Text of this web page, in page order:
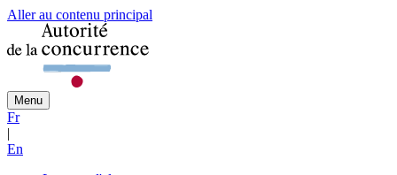
Aller au contenu principal
Menu
Fr
|
En